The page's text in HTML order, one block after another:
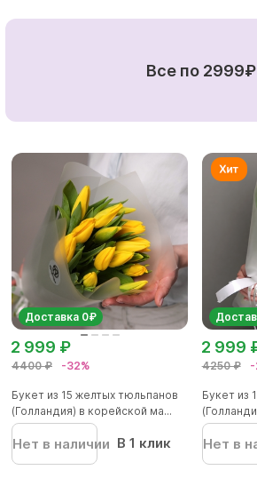
Все по 2999₽
Доставка 0₽
4400 ₽ -32%
2 999 ₽
Букет из 15 желтых тюльпанов
(Голландия) в корейской ма...
Нет в наличии В 1 клик
4250 ₽ -
2 999
Букет из
Нет в